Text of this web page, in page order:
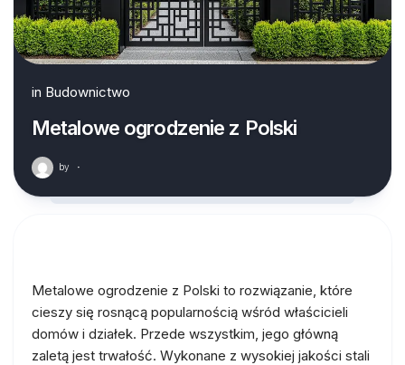
in Budownictwo
Metalowe ogrodzenie z Polski
by ·
Metalowe ogrodzenie z Polski to rozwiązanie, które
cieszy się rosnącą popularnością wśród właścicieli
domów i działek. Przede wszystkim, jego główną
zaletą jest trwałość. Wykonane z wysokiej jakości stali